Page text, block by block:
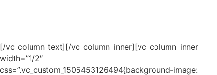
[/vc_column_text][/vc_column_inner][vc_column_inner
width=”1/2″
css=”.vc_custom_1505453126494{background-image: